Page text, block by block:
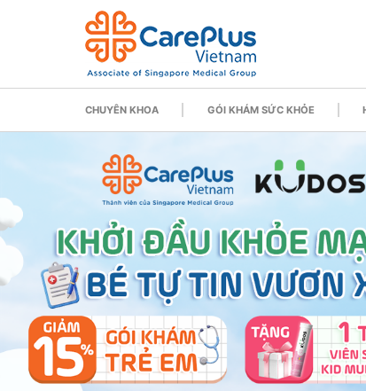
CHUYÊN KHOA GÓI KHÁM SỨC KHỎE